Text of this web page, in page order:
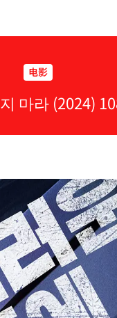
电影
마라 (2024)